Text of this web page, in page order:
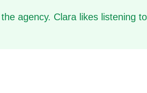
agency. Clara likes listening